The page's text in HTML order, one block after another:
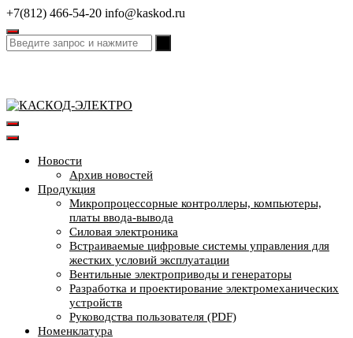
Перейти
к
содержимому
+7(812) 466-54-20 info@kaskod.ru
Новости
Архив новостей
Продукция
Микропроцессорные контроллеры, компьютеры,
платы ввода-вывода
Силовая электроника
Встраиваемые цифровые системы управления для
жестких условий эксплуатации
Вентильные электроприводы и генераторы
Разработка и проектирование электромеханических
устройств
Руководства пользователя (PDF)
Номенклатура